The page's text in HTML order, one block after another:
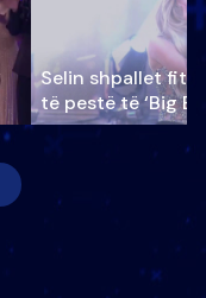
Selin shpallet
të pestë të ‘Big